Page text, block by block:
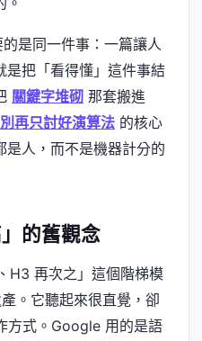
是同一件事：一篇讓人
是把「看得懂」這件事結
關鍵字堆砌 那套搬進
別再只討好演算法 的核心
是人，而不是機器計分的
的舊觀念
H3 再次之」這個階梯模
。它聽起來很直覺，卻
方式。Google 用的是語